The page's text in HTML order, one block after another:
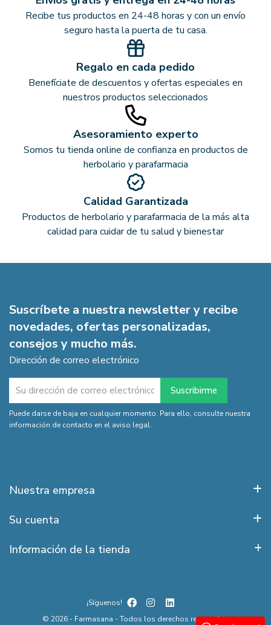
Recibe tus productos en 24-48 horas y con un envío
seguro hasta la puerta de tu casa.
Regalo en cada pedido
Benefíciate de descuentos y ofertas especiales en
nuestros productos seleccionados
Asesoramiento experto
Somos tu tienda online de confianza en productos de
herbolario y parafarmacia
Calidad Garantizada
Productos de herbolario y parafarmacia de la más alta
calidad para cuidar de tu salud y bienestar
Suscríbete a nuestra newsletter y recibe
novedades, ofertas personalizadas,
consejos y mucho más.
Dirección de correo electrónico
Puede darse de baja en cualquier momento. Para ello, consulte nuestra
información de contacto en el aviso legal.
Nuestra empresa
Su cuenta
Información de la tienda
© 2026 - Farmasana - Todos los derechos reservados
¡Síguenos!